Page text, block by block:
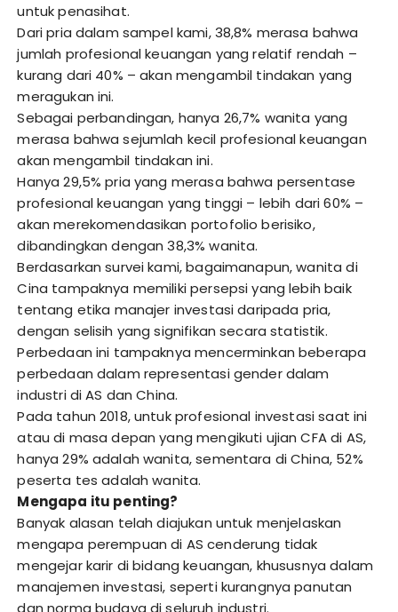
untuk penasihat.
Dari pria dalam sampel kami, 38,8% merasa bahwa
jumlah profesional keuangan yang relatif rendah –
kurang dari 40% – akan mengambil tindakan yang
meragukan ini.
Sebagai perbandingan, hanya 26,7% wanita yang
merasa bahwa sejumlah kecil profesional keuangan
akan mengambil tindakan ini.
Hanya 29,5% pria yang merasa bahwa persentase
profesional keuangan yang tinggi – lebih dari 60% –
akan merekomendasikan portofolio berisiko,
dibandingkan dengan 38,3% wanita.
Berdasarkan survei kami, bagaimanapun, wanita di
Cina tampaknya memiliki persepsi yang lebih baik
tentang etika manajer investasi daripada pria,
dengan selisih yang signifikan secara statistik.
Perbedaan ini tampaknya mencerminkan beberapa
perbedaan dalam representasi gender dalam
industri di AS dan China.
Pada tahun 2018, untuk profesional investasi saat ini
atau di masa depan yang mengikuti ujian CFA di AS,
hanya 29% adalah wanita, sementara di China, 52%
peserta tes adalah wanita.
Mengapa itu penting?
Banyak alasan telah diajukan untuk menjelaskan
mengapa perempuan di AS cenderung tidak
mengejar karir di bidang keuangan, khususnya dalam
manajemen investasi, seperti kurangnya panutan
dan norma budaya di seluruh industri.